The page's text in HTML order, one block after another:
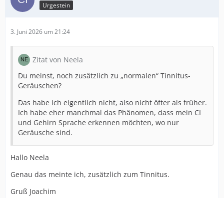
Urgestein
3. Juni 2026 um 21:24
Zitat von Neela
Du meinst, noch zusätzlich zu „normalen“ Tinnitus-
Geräuschen?
Das habe ich eigentlich nicht, also nicht öfter als früher.
Ich habe eher manchmal das Phänomen, dass mein CI
und Gehirn Sprache erkennen möchten, wo nur
Geräusche sind.
Hallo Neela
Genau das meinte ich, zusätzlich zum Tinnitus.
Gruß Joachim